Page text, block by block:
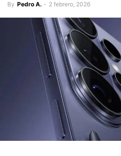
By Pedro A. - 2 febrero, 2026